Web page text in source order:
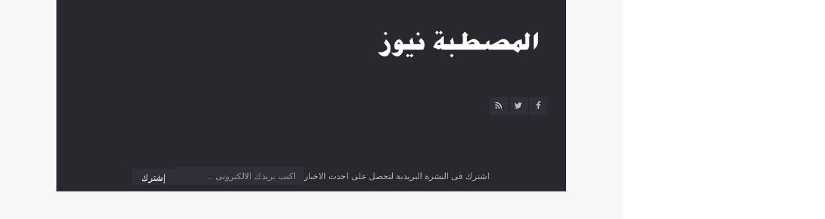
اشترك فى النشرة البريدية لتحصل على احدث الاخبار